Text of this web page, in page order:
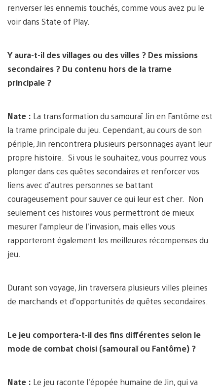
renverser les ennemis touchés, comme vous avez pu le
voir dans State of Play.
Y aura-t-il des villages ou des villes ? Des missions
secondaires ? Du contenu hors de la trame
principale ?
Nate : La transformation du samouraï Jin en Fantôme est
la trame principale du jeu. Cependant, au cours de son
périple, Jin rencontrera plusieurs personnages ayant leur
propre histoire. Si vous le souhaitez, vous pourrez vous
plonger dans ces quêtes secondaires et renforcer vos
liens avec d’autres personnes se battant
courageusement pour sauver ce qui leur est cher. Non
seulement ces histoires vous permettront de mieux
mesurer l’ampleur de l’invasion, mais elles vous
rapporteront également les meilleures récompenses du
jeu.
Durant son voyage, Jin traversera plusieurs villes pleines
de marchands et d’opportunités de quêtes secondaires.
Le jeu comportera-t-il des fins différentes selon le
mode de combat choisi (samouraï ou Fantôme) ?
Nate : Le jeu raconte l’épopée humaine de Jin, qui va